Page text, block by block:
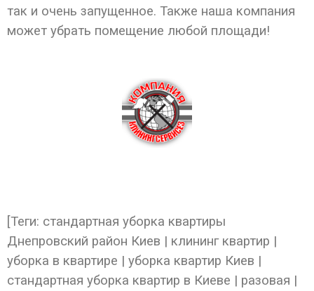
так и очень запущенное. Также наша компания
может убрать помещение любой площади!
[Теги: стандартная уборка квартиры
Днепровский район Киев | клининг квартир |
уборка в квартире | уборка квартир Киев |
стандартная уборка квартир в Киеве | разовая |